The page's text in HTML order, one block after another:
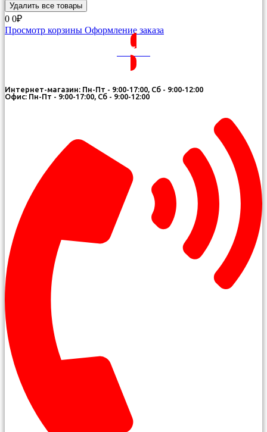
Удалить все товары
0 0₽
Просмотр корзины Оформление заказа
ВОЙТИ
Интернет-магазин: Пн-Пт - 9:00-17:00, Сб - 9:00-12:00
Офис: Пн-Пт - 9:00-17:00, Сб - 9:00-12:00